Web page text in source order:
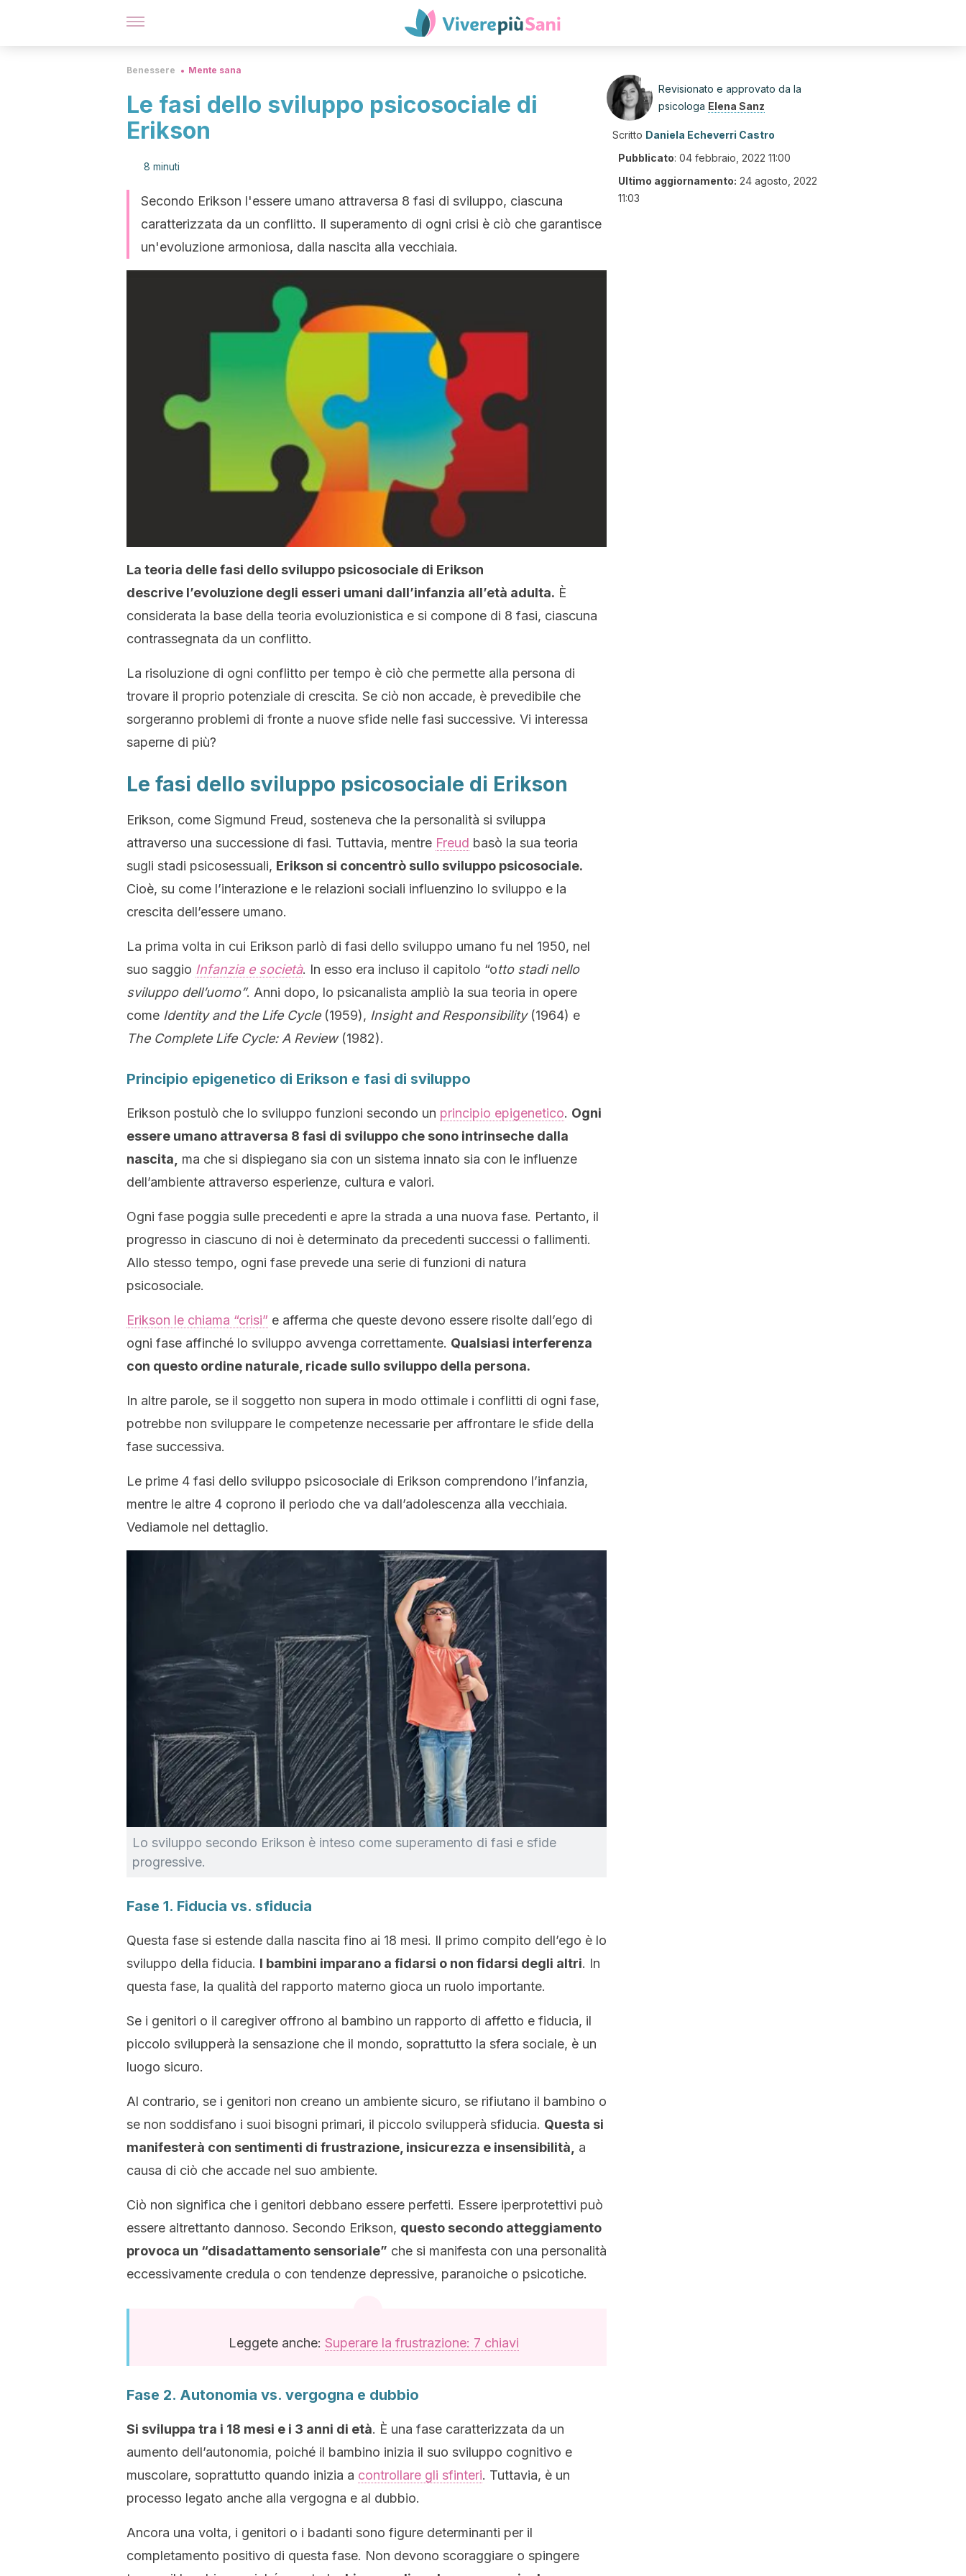
Benessere Mente sana
Le fasi dello sviluppo psicosociale di
Erikson
8 minuti
Secondo Erikson l'essere umano attraversa 8 fasi di sviluppo, ciascuna
caratterizzata da un conflitto. Il superamento di ogni crisi è ciò che garantisce
un'evoluzione armoniosa, dalla nascita alla vecchiaia.
La teoria delle fasi dello sviluppo psicosociale di Erikson
descrive l’evoluzione degli esseri umani dall’infanzia all’età adulta. È
considerata la base della teoria evoluzionistica e si compone di 8 fasi, ciascuna
contrassegnata da un conflitto.
La risoluzione di ogni conflitto per tempo è ciò che permette alla persona di
trovare il proprio potenziale di crescita. Se ciò non accade, è prevedibile che
sorgeranno problemi di fronte a nuove sfide nelle fasi successive. Vi interessa
saperne di più?
Le fasi dello sviluppo psicosociale di Erikson
Erikson, come Sigmund Freud, sosteneva che la personalità si sviluppa
attraverso una successione di fasi. Tuttavia, mentre Freud basò la sua teoria
sugli stadi psicosessuali, Erikson si concentrò sullo sviluppo psicosociale.
Cioè, su come l’interazione e le relazioni sociali influenzino lo sviluppo e la
crescita dell’essere umano.
La prima volta in cui Erikson parlò di fasi dello sviluppo umano fu nel 1950, nel
suo saggio Infanzia e società. In esso era incluso il capitolo “otto stadi nello
sviluppo dell’uomo”. Anni dopo, lo psicanalista ampliò la sua teoria in opere
come Identity and the Life Cycle(1959), Insight and Responsibility(1964) e
The Complete Life Cycle: A Review(1982).
Principio epigenetico di Erikson e fasi di sviluppo
Erikson postulò che lo sviluppo funzioni secondo un principio epigenetico. Ogni
essere umano attraversa 8 fasi di sviluppo che sono intrinseche dalla
nascita,
ma che si dispiegano sia con un sistema innato sia con le influenze
dell’ambiente attraverso esperienze, cultura e valori.
Ogni fase poggia sulle precedenti e apre la strada a una nuova fase. Pertanto, il
progresso in ciascuno di noi è determinato da precedenti successi o fallimenti.
Allo stesso tempo, ogni fase prevede una serie di funzioni di natura
psicosociale.
Erikson le chiama “crisi” e afferma che queste devono essere risolte dall’ego di
ogni fase affinché lo sviluppo avvenga correttamente. Qualsiasi interferenza
con questo ordine naturale, ricade sullo sviluppo della persona.
In altre parole, se il soggetto non supera in modo ottimale i conflitti di ogni fase,
potrebbe non sviluppare le competenze necessarie per affrontare le sfide della
fase successiva.
Le prime 4 fasi dello sviluppo psicosociale di Erikson comprendono l’infanzia,
mentre le altre 4 coprono il periodo che va dall’adolescenza alla vecchiaia.
Vediamole nel dettaglio.
Lo sviluppo secondo Erikson è inteso come superamento di fasi e sfide
progressive.
Fase 1. Fiducia vs. sfiducia
Questa fase si estende dalla nascita fino ai 18 mesi. Il primo compito dell’ego è lo
sviluppo della fiducia. I bambini imparano a fidarsi o non fidarsi degli altri. In
questa fase, la qualità del rapporto materno gioca un ruolo importante.
Se i genitori o il caregiver offrono al bambino un rapporto di affetto e fiducia, il
piccolo svilupperà la sensazione che il mondo, soprattutto la sfera sociale, è un
luogo sicuro.
Al contrario, se i genitori non creano un ambiente sicuro, se rifiutano il bambino o
se non soddisfano i suoi bisogni primari, il piccolo svilupperà sfiducia. Questa si
manifesterà con sentimenti di frustrazione, insicurezza e insensibilità,
a
causa di ciò che accade nel suo ambiente.
Ciò non significa che i genitori debbano essere perfetti. Essere iperprotettivi può
essere altrettanto dannoso. Secondo Erikson, questo secondo atteggiamento
provoca un “disadattamento sensoriale” che si manifesta con una personalità
eccessivamente credula o con tendenze depressive, paranoiche o psicotiche.
Leggete anche: Superare la frustrazione: 7 chiavi
Fase 2. Autonomia vs. vergogna e dubbio
Si sviluppa tra i 18 mesi e i 3 anni di età. È una fase caratterizzata da un
aumento dell’autonomia, poiché il bambino inizia il suo sviluppo cognitivo e
muscolare, soprattutto quando inizia a controllare gli sfinteri. Tuttavia, è un
processo legato anche alla vergogna e al dubbio.
Ancora una volta, i genitori o i badanti sono figure determinanti per il
completamento positivo di questa fase. Non devono scoraggiare o spingere
Revisionato e approvato da la
psicologa Elena Sanz
Scritto Daniela Echeverri Castro
Pubblicato: 04 febbraio, 2022 11:00
Ultimo aggiornamento: 24 agosto, 2022
11:03